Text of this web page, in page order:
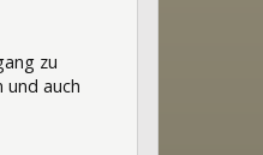
zu
und auch